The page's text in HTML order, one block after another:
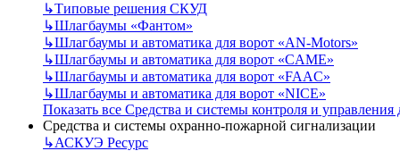
↳Типовые решения СКУД
↳Шлагбаумы «Фантом»
↳Шлагбаумы и автоматика для ворот «AN-Motors»
↳Шлагбаумы и автоматика для ворот «CAME»
↳Шлагбаумы и автоматика для ворот «FAAC»
↳Шлагбаумы и автоматика для ворот «NICE»
Показать все Средства и системы контроля и управления
Средства и системы охранно-пожарной сигнализации
↳АСКУЭ Ресурс